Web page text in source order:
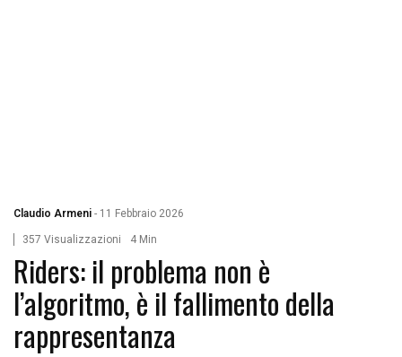
Claudio Armeni - 11 Febbraio 2026
357 Visualizzazioni 4 Min
Riders: il problema non è
l’algoritmo, è il fallimento della
rappresentanza